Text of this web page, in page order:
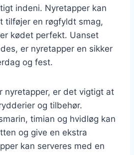
indeni. Nyretapper kan
tilføjer en røgfyldt smag,
kødet perfekt. Uanset
er nyretapper en sikker
og fest.
nyretapper, er det vigtigt at
og tilbehør.
timian og hvidløg kan
og give en ekstra
kan serveres med en